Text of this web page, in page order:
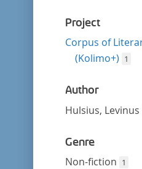
Project
Corpus of
(Kolimo+) 1
Author
Hulsius, Levinus
Genre
Non-fiction 1